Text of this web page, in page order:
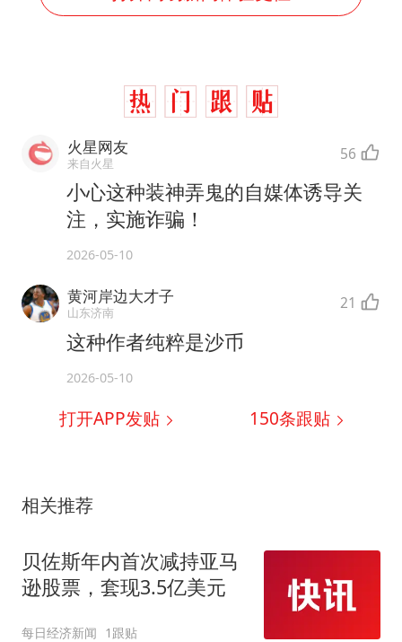
火星网友
来自火星 56
小心这种装神弄鬼的自媒体诱导关
注，实施诈骗！
2026-05-10
黄河岸边大才子
山东济南 21
这种作者纯粹是沙币
2026-05-10
打开APP发贴 150条跟贴
相关推荐
贝佐斯年内首次减持亚马
逊股票，套现3.5亿美元
每日经济新闻 1跟贴